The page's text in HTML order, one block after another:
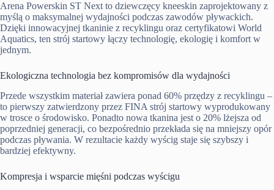
Arena Powerskin ST Next to dziewczęcy kneeskin zaprojektowany z
myślą o maksymalnej wydajności podczas zawodów pływackich.
Dzięki innowacyjnej tkaninie z recyklingu oraz certyfikatowi World
Aquatics, ten strój startowy łączy technologię, ekologię i komfort w
jednym.
Ekologiczna technologia bez kompromisów dla wydajności
Przede wszystkim materiał zawiera ponad 60% przędzy z recyklingu –
to pierwszy zatwierdzony przez FINA strój startowy wyprodukowany
w trosce o środowisko. Ponadto nowa tkanina jest o 20% lżejsza od
poprzedniej generacji, co bezpośrednio przekłada się na mniejszy opór
podczas pływania. W rezultacie każdy wyścig staje się szybszy i
bardziej efektywny.
Kompresja i wsparcie mięśni podczas wyścigu